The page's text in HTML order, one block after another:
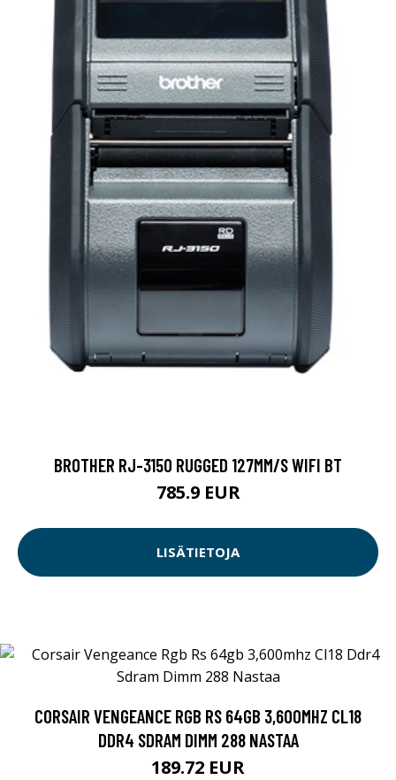
BROTHER RJ-3150 RUGGED 127MM/S WIFI BT
785.9 EUR
LISÄTIETOJA
CORSAIR VENGEANCE RGB RS 64GB 3,600MHZ CL18
DDR4 SDRAM DIMM 288 NASTAA
189.72 EUR